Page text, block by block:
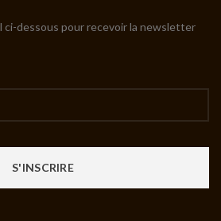
ci-dessous pour recevoir la newsletter